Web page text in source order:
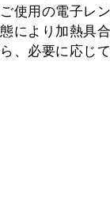
ご使用の電子レ
態により加熱具
ら、必要に応じ